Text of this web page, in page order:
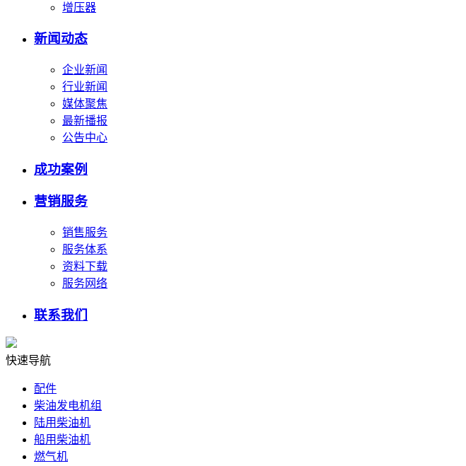
增压器
新闻动态
企业新闻
行业新闻
媒体聚焦
最新播报
公告中心
成功案例
营销服务
销售服务
服务体系
资料下载
服务网络
联系我们
快速导航
配件
柴油发电机组
陆用柴油机
船用柴油机
燃气机